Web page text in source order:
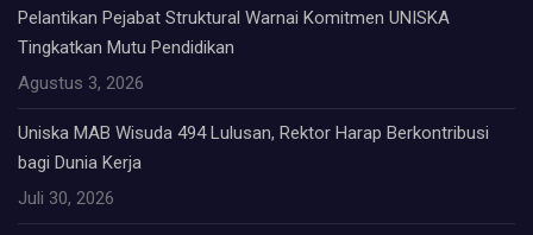
Pelantikan Pejabat Struktural Warnai Komitmen UNISKA
Tingkatkan Mutu Pendidikan
Agustus 3, 2026
Uniska MAB Wisuda 494 Lulusan, Rektor Harap Berkontribusi
bagi Dunia Kerja
Juli 30, 2026